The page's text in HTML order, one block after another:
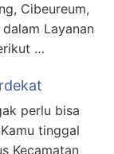
Cibeureum,
Layanan
…
perlu bisa
tinggal
Kecamatan